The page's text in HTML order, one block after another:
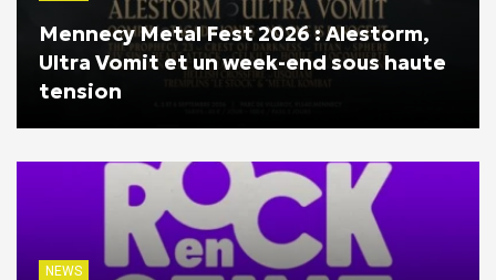
Mennecy Metal Fest 2026 : Alestorm,
Ultra Vomit et un week-end sous haute
tension
NEWS